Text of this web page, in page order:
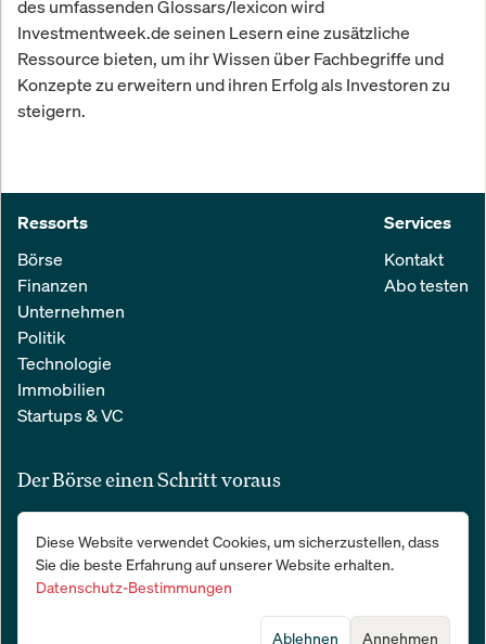
des umfassenden Glossars/lexicon wird
Investmentweek.de seinen Lesern eine zusätzliche
Ressource bieten, um ihr Wissen über Fachbegriffe und
Konzepte zu erweitern und ihren Erfolg als Investoren zu
steigern.
Ressorts
Börse
Finanzen
Unternehmen
Politik
Technologie
Immobilien
Startups & VC
Services
Kontakt
Abo testen
Der Börse einen Schritt voraus
Alle relevanten Nachrichten aus Wirtschaft und Finanzen in einer
einfachen E-Mail. 100 % kostenlos:
Diese Website verwendet Cookies, um sicherzustellen, dass
Sie die beste Erfahrung auf unserer Website erhalten.
Datenschutz-Bestimmungen
Annehmen
Ablehnen